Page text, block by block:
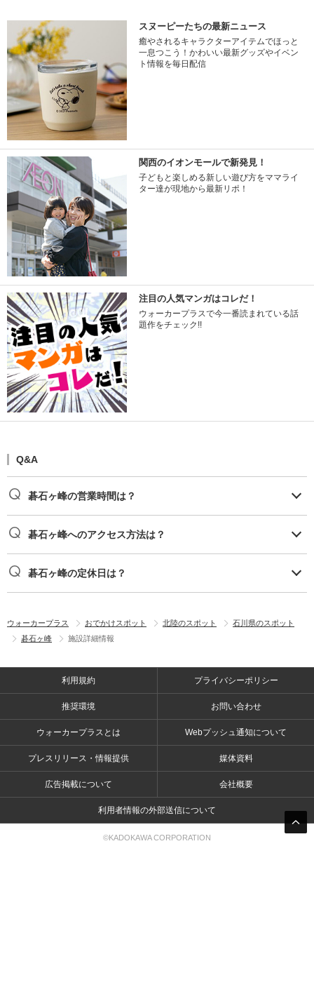
スヌーピーたちの最新ニュース
癒やされるキャラクターアイテムでほっと
一息つこう！かわいい最新グッズやイベン
ト情報を毎日配信
関西のイオンモールで新発見！
子どもと楽しめる新しい遊び方をママライ
ター達が現地から最新リポ！
注目の人気マンガはコレだ！
ウォーカープラスで今一番読まれている話
題作をチェック!!
Q&A
碁石ヶ峰の営業時間は？
碁石ヶ峰へのアクセス方法は？
碁石ヶ峰の定休日は？
ウォーカープラス おでかけスポット 北陸のスポット
石川県のスポット
碁石ヶ峰
施設詳細情報
利用規約 プライバシーポリシー
推奨環境 お問い合わせ
ウォーカープラスとは Webプッシュ通知について
プレスリリース・情報提供 媒体資料
広告掲載について 会社概要
利用者情報の外部送信について
©KADOKAWA CORPORATION